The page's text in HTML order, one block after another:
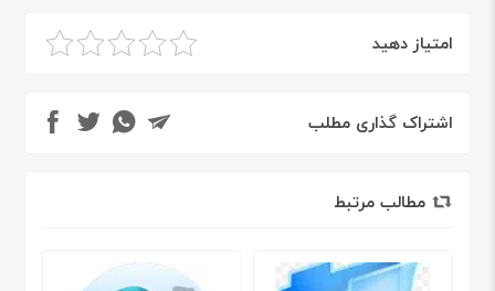
امتیاز دهید
اشتراک گذاری مطلب
مطالب مرتبط